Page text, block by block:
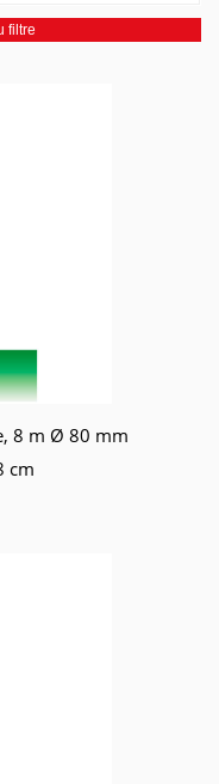
filtre
8 m Ø 80 mm
cm